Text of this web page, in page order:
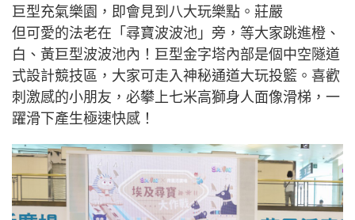
巨型充氣樂園，即會見到八大玩樂點。莊嚴
但可愛的法老在「尋寶波波池」旁，等大家跳進橙、
白、黃巨型波波池內！巨型金字塔內部是個中空隧道
式設計競技區，大家可走入神秘通道大玩投籃。喜歡
刺激感的小朋友，必攀上七米高獅身人面像滑梯，一
躍滑下產生極速快感！